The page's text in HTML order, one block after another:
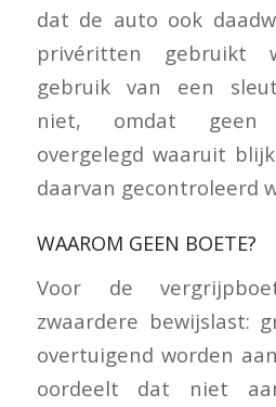
dat de auto ook
privéritten gebruikt
gebruik van een
niet, omdat geen
overgelegd waaruit
daarvan gecontroleerd
WAAROM GEEN BOETE?
Voor de
zwaardere bewijslast:
overtuigend worden
oordeelt dat niet